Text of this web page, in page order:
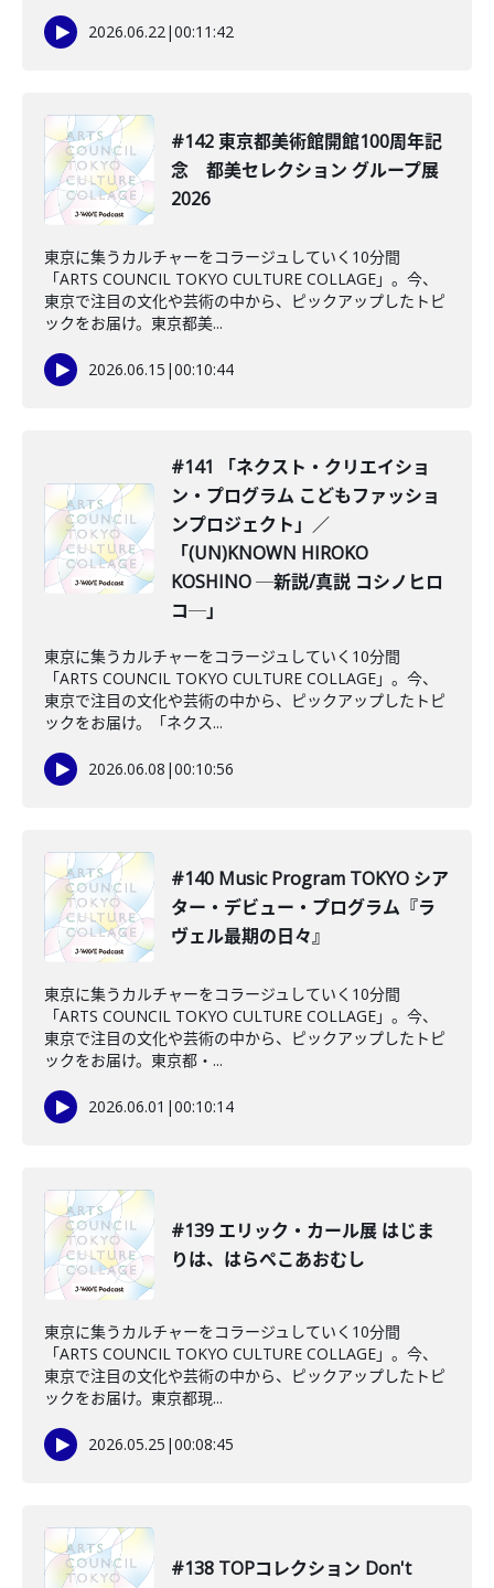
2026.06.22|00:11:42
#142 東京都美術館開館100周年記
念 都美セレクション グループ展
2026
東京に集うカルチャーをコラージュしていく10分間
「ARTS COUNCIL TOKYO CULTURE COLLAGE」。今、
東京で注目の文化や芸術の中から、ピックアップしたトピ
ックをお届け。東京都美...
2026.06.15 |00:10:44
#141 「ネクスト・クリエイショ
ン・プログラム こどもファッショ
ンプロジェクト」／
「(UN)KNOWN HIROKO
KOSHINO ─新説/真説 コシノヒロ
コ─」
東京に集うカルチャーをコラージュしていく10分間
「ARTS COUNCIL TOKYO CULTURE COLLAGE」。今、
東京で注目の文化や芸術の中から、ピックアップしたトピ
ックをお届け。「ネクス...
2026.06.08 |00:10:56
#140 Music Program TOKYO シア
ター・デビュー・プログラム『ラ
ヴェル最期の日々』
東京に集うカルチャーをコラージュしていく10分間
「ARTS COUNCIL TOKYO CULTURE COLLAGE」。今、
東京で注目の文化や芸術の中から、ピックアップしたトピ
ックをお届け。東京都・...
2026.06.01 |00:10:14
#139 エリック・カール展 はじま
りは、はらぺこあおむし
東京に集うカルチャーをコラージュしていく10分間
「ARTS COUNCIL TOKYO CULTURE COLLAGE」。今、
東京で注目の文化や芸術の中から、ピックアップしたトピ
ックをお届け。東京都現...
2026.05.25 |00:08:45
#138 TOPコレクション Don't